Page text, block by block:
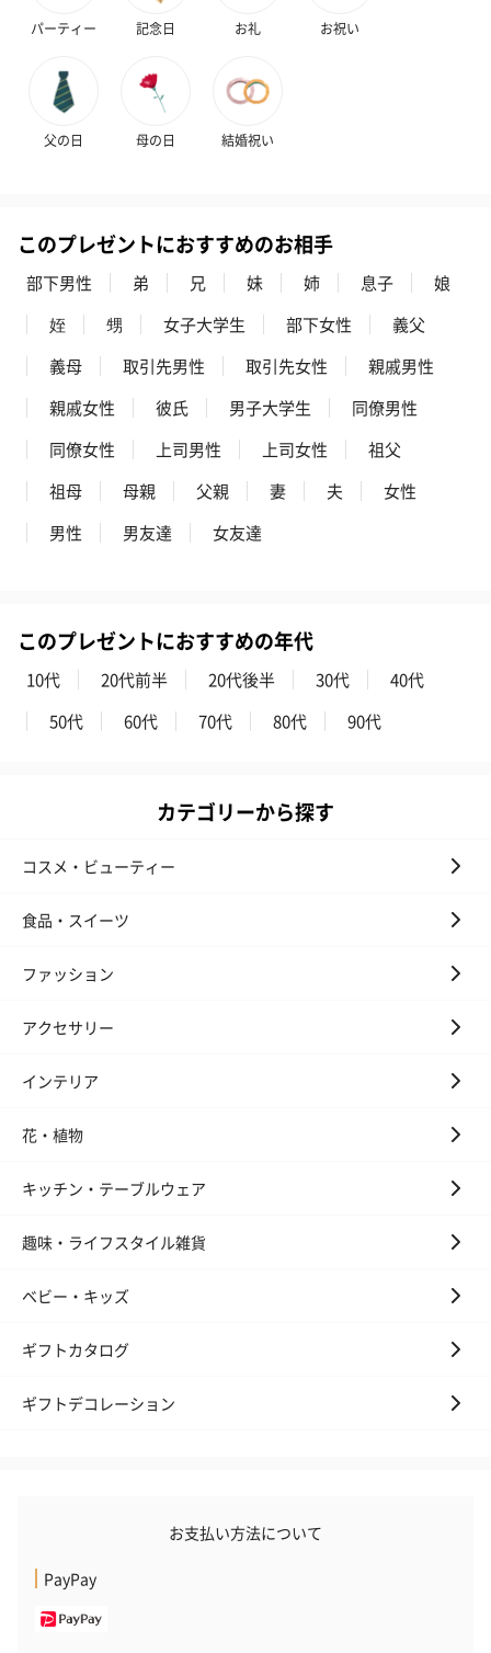
パーティー 記念日 お礼 お祝い
父の日 母の日 結婚祝い
このプレゼントにおすすめのお相手
部下男性 弟 兄 妹 姉 息子
娘
姪
甥 女子大学生 部下女性
義父
義母
取引先男性 取引先女性
親戚男性
親戚女性
彼氏 男子大学生
同僚男性
同僚女性
上司男性 上司女性
祖父
祖母
母親 父親 妻 夫
女性
男性
男友達 女友達
このプレゼントにおすすめの年代
10代 20代前半 20代後半 30代
40代
50代
60代 70代 80代 90代
カテゴリーから探す
コスメ・ビューティー
食品・スイーツ
ファッション
アクセサリー
インテリア
花・植物
キッチン・テーブルウェア
趣味・ライフスタイル雑貨
ベビー・キッズ
ギフトカタログ
ギフトデコレーション
お支払い方法について
PayPay